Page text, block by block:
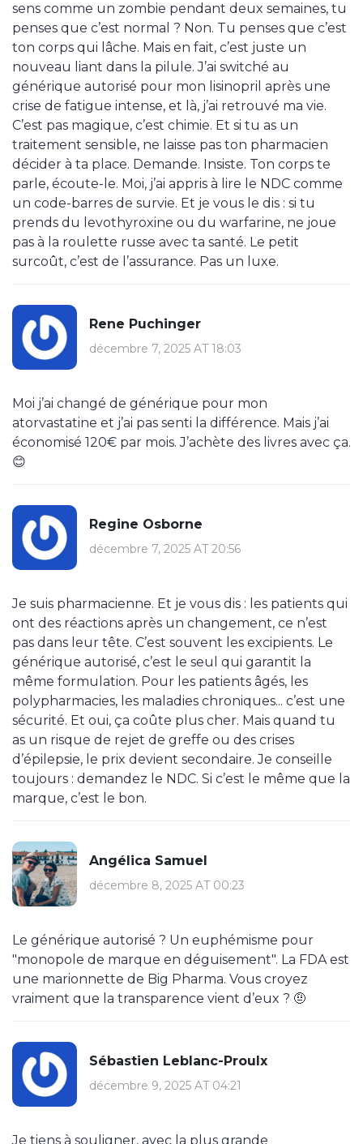
sens comme un zombie pendant deux semaines, tu
penses que c’est normal ? Non. Tu penses que c’est
ton corps qui lâche. Mais en fait, c’est juste un
nouveau liant dans la pilule. J’ai switché au
générique autorisé pour mon lisinopril après une
crise de fatigue intense, et là, j’ai retrouvé ma vie.
C’est pas magique, c’est chimie. Et si tu as un
traitement sensible, ne laisse pas ton pharmacien
décider à ta place. Demande. Insiste. Ton corps te
parle, écoute-le. Moi, j’ai appris à lire le NDC comme
un code-barres de survie. Et je vous le dis : si tu
prends du levothyroxine ou du warfarine, ne joue
pas à la roulette russe avec ta santé. Le petit
surcoût, c’est de l’assurance. Pas un luxe.
Rene Puchinger
décembre 7, 2025 AT 18:03
Moi j’ai changé de générique pour mon
atorvastatine et j’ai pas senti la différence. Mais j’ai
économisé 120€ par mois. J’achète des livres avec ça.
😊
Regine Osborne
décembre 7, 2025 AT 20:56
Je suis pharmacienne. Et je vous dis : les patients qui
ont des réactions après un changement, ce n’est
pas dans leur tête. C’est souvent les excipients. Le
générique autorisé, c’est le seul qui garantit la
même formulation. Pour les patients âgés, les
polypharmacies, les maladies chroniques... c’est une
sécurité. Et oui, ça coûte plus cher. Mais quand tu
as un risque de rejet de greffe ou des crises
d’épilepsie, le prix devient secondaire. Je conseille
toujours : demandez le NDC. Si c’est le même que la
marque, c’est le bon.
Angélica Samuel
décembre 8, 2025 AT 00:23
Le générique autorisé ? Un euphémisme pour
"monopole de marque en déguisement". La FDA est
une marionnette de Big Pharma. Vous croyez
vraiment que la transparence vient d’eux ? 🤨
Sébastien Leblanc-Proulx
décembre 9, 2025 AT 04:21
Je tiens à souligner, avec la plus grande